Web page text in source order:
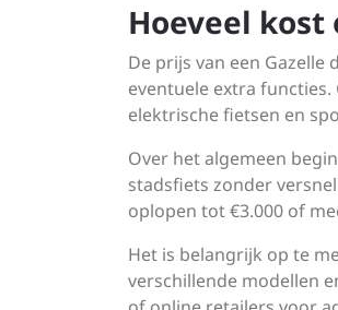
Hoeveel kost
De prijs van een
eventuele extra
elektrische fietsen en
Over het algemeen
stadsfiets zonder
oplopen tot €3.000 of
Het is belangrijk op te
verschillende modellen